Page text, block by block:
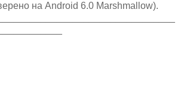
на Android 6.0 Marshmallow).